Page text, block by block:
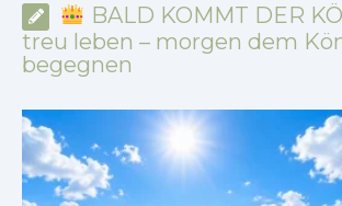
BALD KOMMT DER
treu leben – morgen dem
begegnen